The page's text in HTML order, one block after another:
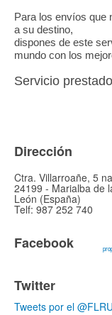
Para los envíos que
a su destino,
dispones de este
mundo con los
Servicio
Dirección
Ctra. Villarroañe, 5
24199 - Marialba de
León (España)
Telf: 987 252 740
Facebook
Twitter
Tweets por el